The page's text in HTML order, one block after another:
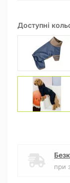
Доступні
при